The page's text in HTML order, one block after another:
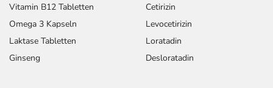
Vitamin B12 Tabletten
Omega 3 Kapseln
Laktase Tabletten
Ginseng
Cetirizin
Levocetirizin
Loratadin
Desloratadin